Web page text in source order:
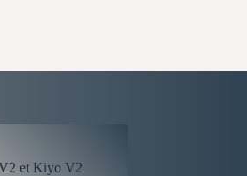
V2 et Kiyo V2